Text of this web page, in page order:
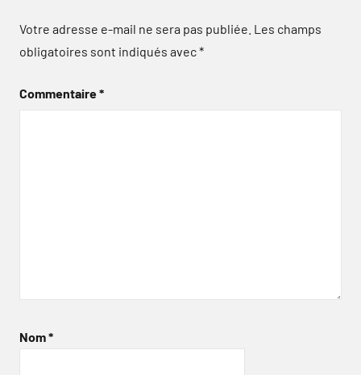
Votre adresse e-mail ne sera pas publiée. Les champs
obligatoires sont indiqués avec*
Commentaire*
Nom*